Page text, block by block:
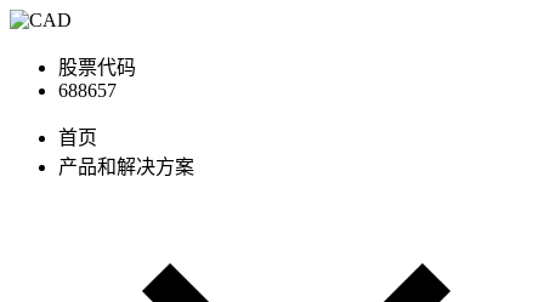
股票代码
688657
首页
产品和解决方案